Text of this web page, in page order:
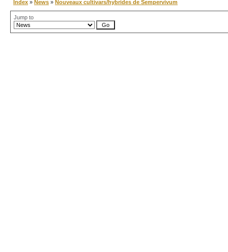
Index » News » Nouveaux cultivars/hybrides de Sempervivum
Jump to